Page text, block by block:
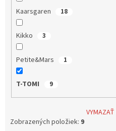
Kaarsgaren 18
Kikko 3
Petite&Mars 1
T-TOMI 9
VYMAZAŤ
Zobrazených položiek: 9